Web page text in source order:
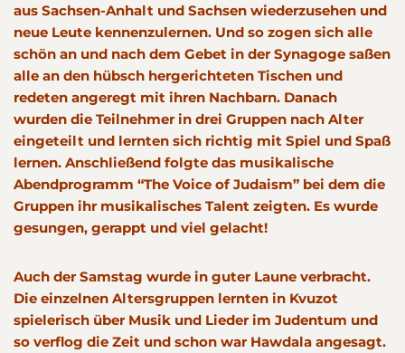
aus Sachsen-Anhalt und Sachsen wiederzusehen und
neue Leute kennenzulernen. Und so zogen sich alle
schön an und nach dem Gebet in der Synagoge saßen
alle an den hübsch hergerichteten Tischen und
redeten angeregt mit ihren Nachbarn. Danach
wurden die Teilnehmer in drei Gruppen nach Alter
eingeteilt und lernten sich richtig mit Spiel und Spaß
lernen. Anschließend folgte das musikalische
Abendprogramm “The Voice of Judaism” bei dem die
Gruppen ihr musikalisches Talent zeigten. Es wurde
gesungen, gerappt und viel gelacht!
Auch der Samstag wurde in guter Laune verbracht.
Die einzelnen Altersgruppen lernten in Kvuzot
spielerisch über Musik und Lieder im Judentum und
so verflog die Zeit und schon war Hawdala angesagt.